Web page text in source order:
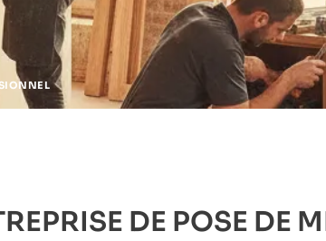
DE POSE DE